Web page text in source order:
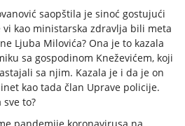
saopštila je sinoć gostujući
kao ministarska zdravlja bili meta
Ljuba Milovića? Ona je to kazala
sa gospodinom Kneževićem, koji
sa njim. Kazala je i da je on
kao tada član Uprave policije.
sve to?